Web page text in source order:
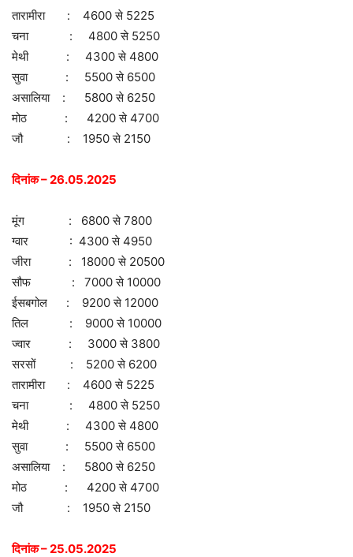
तारामीरा : 4600 से 5225
चना : 4800 से 5250
मेथी : 4300 से 4800
सुवा : 5500 से 6500
असालिया : 5800 से 6250
मोठ : 4200 से 4700
जौ : 1950 से 2150
दिनांक – 26.05.2025
मूंग : 6800 से 7800
ग्वार : 4300 से 4950
जीरा : 18000 से 20500
सौफ : 7000 से 10000
ईसबगोल : 9200 से 12000
तिल : 9000 से 10000
ज्वार : 3000 से 3800
सरसों : 5200 से 6200
तारामीरा : 4600 से 5225
चना : 4800 से 5250
मेथी : 4300 से 4800
सुवा : 5500 से 6500
असालिया : 5800 से 6250
मोठ : 4200 से 4700
जौ : 1950 से 2150
दिनांक – 25.05.2025